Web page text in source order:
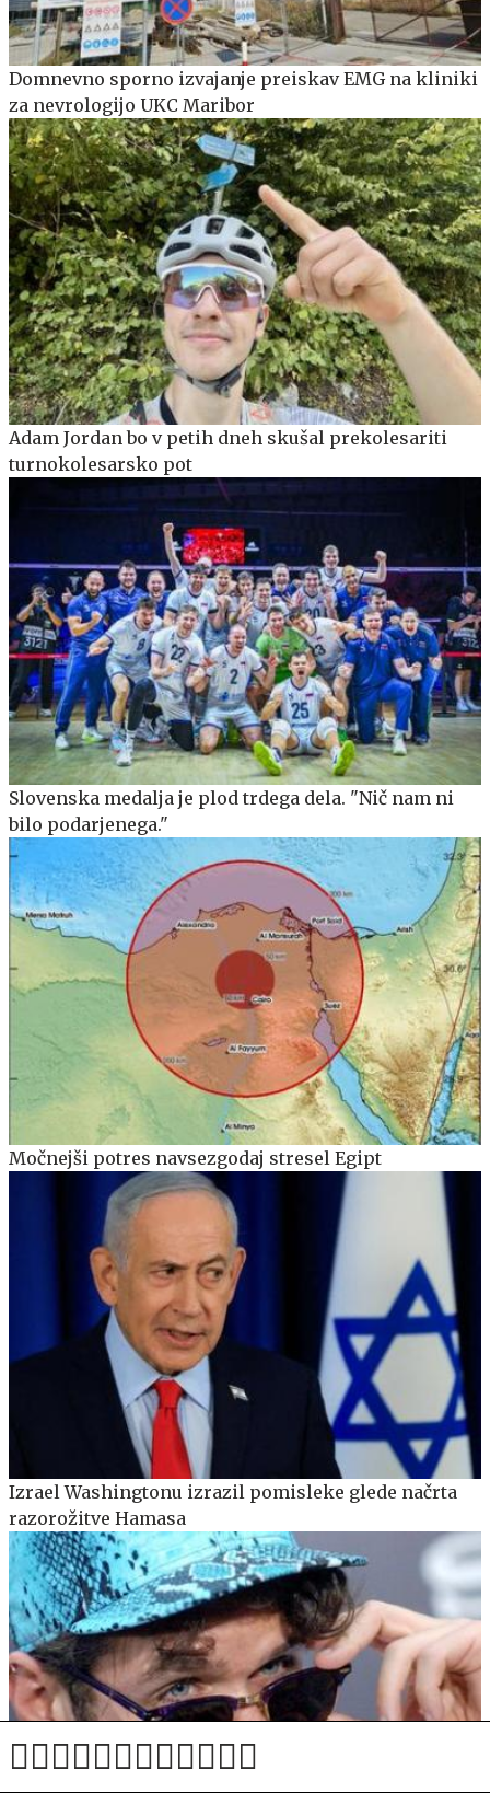
Domnevno sporno izvajanje preiskav EMG na kliniki
za nevrologijo UKC Maribor
Adam Jordan bo v petih dneh skušal prekolesariti
turnokolesarsko pot
Slovenska medalja je plod trdega dela. "Nič nam ni
bilo podarjenega."
Močnejši potres navsezgodaj stresel Egipt
Izrael Washingtonu izrazil pomisleke glede načrta
razorožitve Hamasa